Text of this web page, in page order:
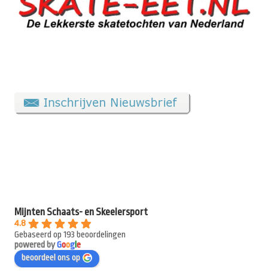
Mijnten Schaats- en Skeelersport
4.8
Gebaseerd op 193 beoordelingen
powered byGooge
beoordeel ons op